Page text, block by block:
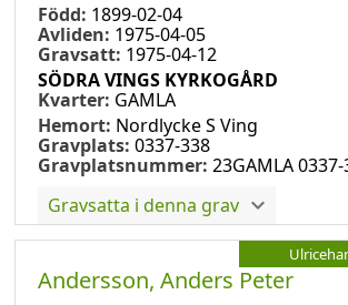
Född: 1899-02-04
Avliden: 1975-04-05
Gravsatt: 1975-04-12
SÖDRA VINGS KYRKOGÅRD
Kvarter: GAMLA
Hemort: Nordlycke S Ving
Gravplats: 0337-338
Gravplatsnummer: 23GAMLA
Gravsatta i denna grav
Andersson, Anders Peter